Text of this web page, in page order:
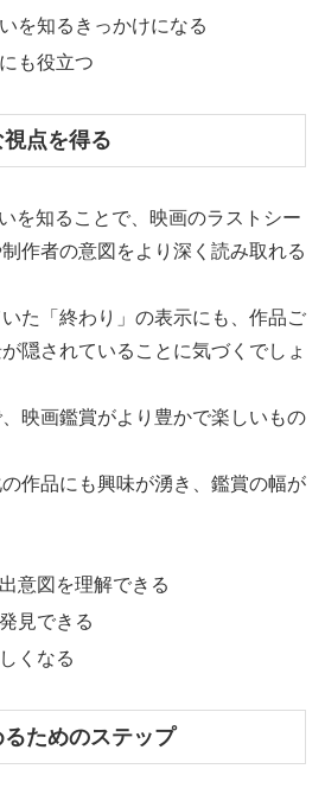
を知るきっかけになる
も役立つ
点を得る
を知ることで、映画のラストシー
作者の意図をより深く読み取れる
た「終わり」の表示にも、作品ご
隠されていることに気づくでしょ
映画鑑賞がより豊かで楽しいもの
作品にも興味が湧き、鑑賞の幅が
意図を理解できる
見できる
くなる
ためのステップ